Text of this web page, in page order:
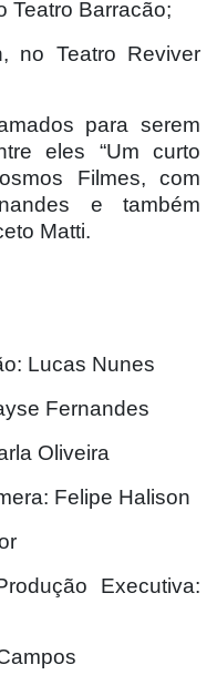
Teatro Barracão;
no Teatro Reviver
para serem
eles “Um curto
Filmes, com
e também
Matti.
Lucas Nunes
Fernandes
Oliveira
Felipe Halison
Executiva: